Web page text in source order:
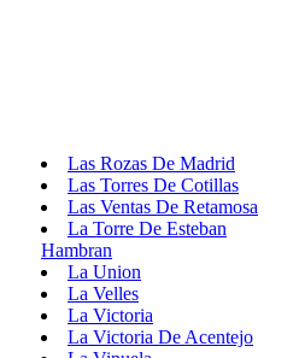
Las Rozas De Madrid
Las Torres De Cotillas
Las Ventas De Retamosa
La Torre De Esteban
Hambran
La Union
La Velles
La Victoria
La Victoria De Acentejo